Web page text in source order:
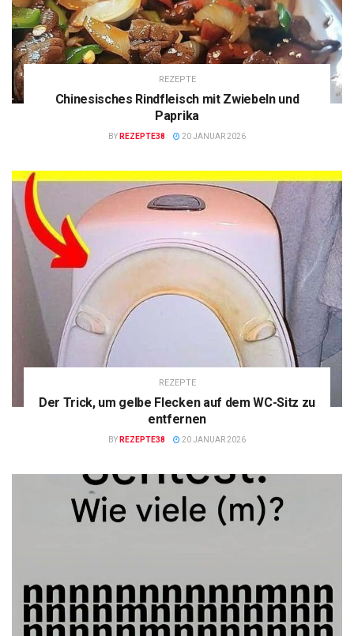
REZEPTE
Chinesisches Rindfleisch mit Zwiebeln und
Paprika
BY REZEPTE38 20 JANUAR 2026
REZEPTE
Der Trick, um gelbe Flecken auf dem WC-Sitz zu
entfernen
BY REZEPTE38 20 JANUAR 2026